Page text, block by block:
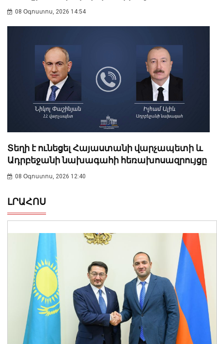
08 Օգոստոս, 2026 14:54
Տեղի է ունեցել Հայաստանի վարչապետի և
Ադրբեջանի նախագահի հեռախոսազրույցը
08 Օգոստոս, 2026 12:40
ԼՐԱՀՈՍ